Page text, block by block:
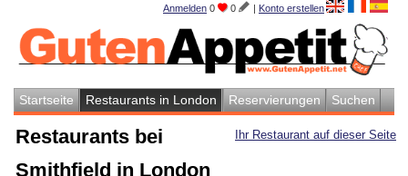
Anmelden 0 0 | Konto erstellen
Startseite Restaurants in London Reservierungen Suchen
Ihr Restaurant auf dieser Seite
Restaurants bei
Smithfield in London